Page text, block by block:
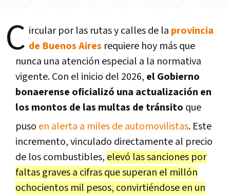
C ircular por las rutas y calles de la provincia
de Buenos Aires requiere hoy más que
nunca una atención especial a la normativa
vigente.Con el inicio del 2026, el Gobierno
bonaerense oficializó una actualización en
los montos de las multas de tránsito que
puso en alerta a miles de automovilistas. Este
incremento, vinculado directamente al precio
de los combustibles, elevó las sanciones por
faltas graves a cifras que superan el millón
ochocientos mil pesos, convirtiéndose en un